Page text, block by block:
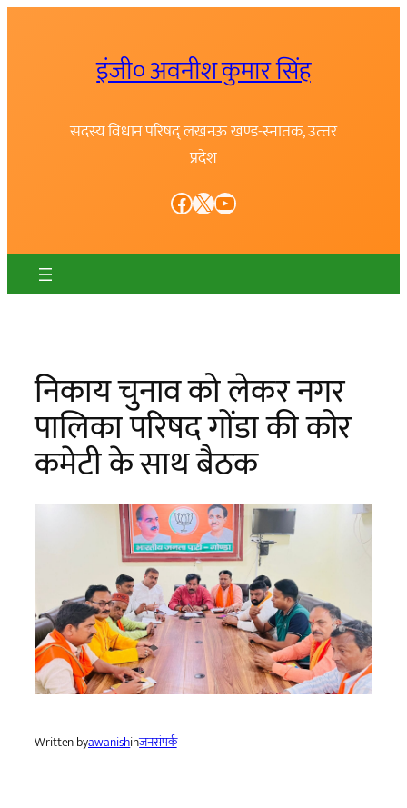
इंजी० अवनीश कुमार सिंह
सदस्य विधान परिषद् लखनऊ खण्ड-स्नातक, उत्त्तर
प्रदेश
Facebook X YouTube
निकाय चुनाव को लेकर नगर
पालिका परिषद गोंडा की कोर
कमेटी के साथ बैठक
Written byawanishinजनसंपर्क